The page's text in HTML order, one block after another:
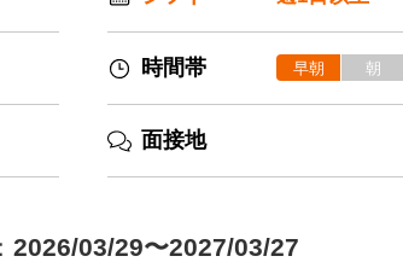
時間帯 早朝 朝
面接地
2026/03/29〜2027/03/27